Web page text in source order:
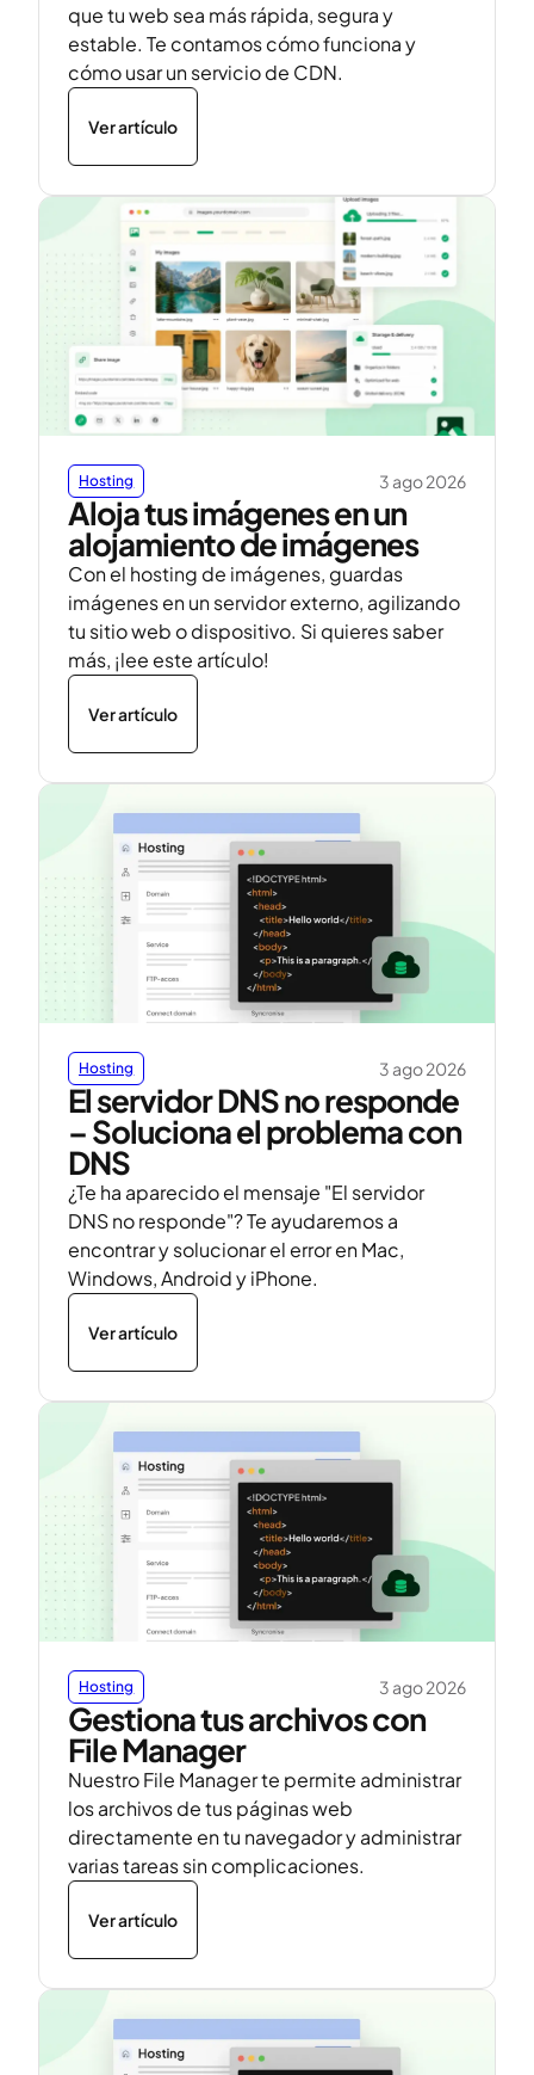
que tu web sea más rápida, segura y
estable. Te contamos cómo funciona y
cómo usar un servicio de CDN.
Ver artículo
Hosting 3 ago 2026
Aloja tus imágenes en un
alojamiento de imágenes
Con el hosting de imágenes, guardas
imágenes en un servidor externo, agilizando
tu sitio web o dispositivo. Si quieres saber
más, ¡lee este artículo!
Ver artículo
Hosting 3 ago 2026
El servidor DNS no responde
– Soluciona el problema con
DNS
¿Te ha aparecido el mensaje "El servidor
DNS no responde"? Te ayudaremos a
encontrar y solucionar el error en Mac,
Windows, Android y iPhone.
Ver artículo
Hosting 3 ago 2026
Gestiona tus archivos con
File Manager
Nuestro File Manager te permite administrar
los archivos de tus páginas web
directamente en tu navegador y administrar
varias tareas sin complicaciones.
Ver artículo